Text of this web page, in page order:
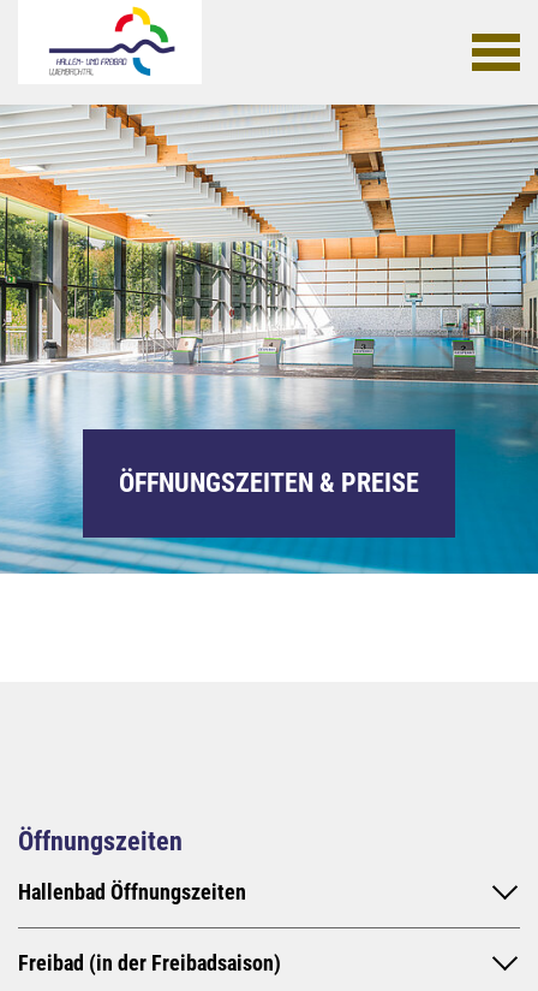
ÖFFNUNGSZEITEN & PREISE
Öffnungszeiten
Hallenbad Öffnungszeiten
Freibad (in der Freibadsaison)